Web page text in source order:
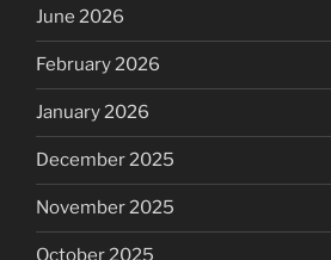
June 2026
February 2026
January 2026
December 2025
November 2025
October 2025